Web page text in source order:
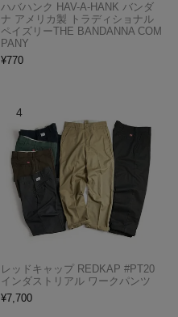
ハバハンク HAV-A-HANK バンダ
ナ アメリカ製 トラディショナル
ペイズリーTHE BANDANNA COM
PANY
¥770
レッドキャップ REDKAP #PT20
インダストリアル ワークパンツ
¥7,700